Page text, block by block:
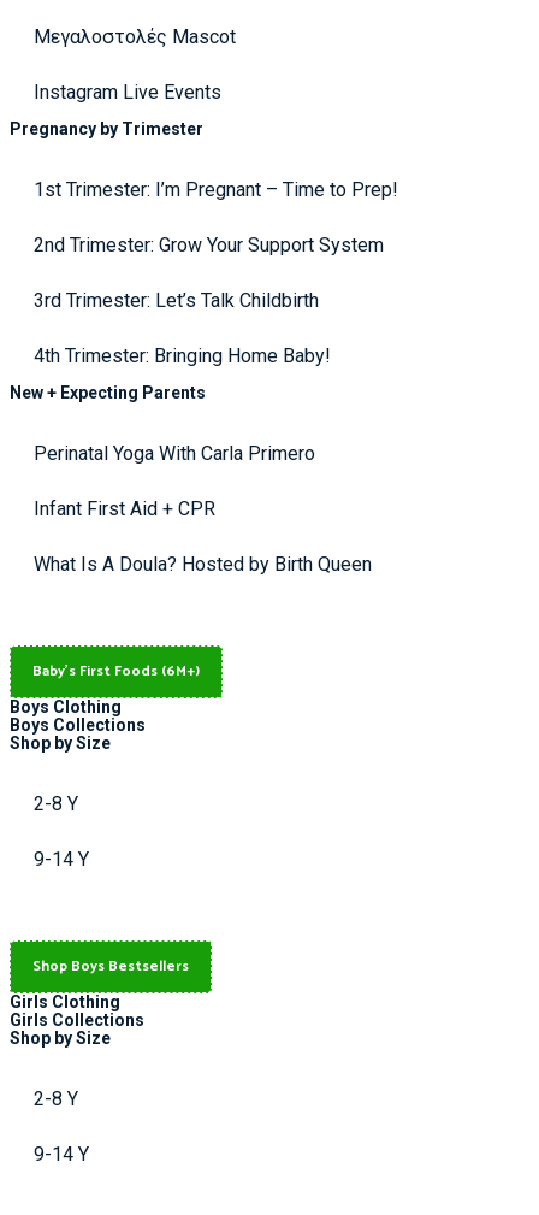
Μεγαλοστολές Mascot
Instagram Live Events
Pregnancy by Trimester
1st Trimester: I’m Pregnant – Time to Prep!
2nd Trimester: Grow Your Support System
3rd Trimester: Let’s Talk Childbirth
4th Trimester: Bringing Home Baby!
New + Expecting Parents
Perinatal Yoga With Carla Primero
Infant First Aid + CPR
What Is A Doula? Hosted by Birth Queen
Baby's First Foods (6M+)
Boys Clothing
Boys Collections
Shop by Size
2-8 Y
9-14 Y
Shop Boys Bestsellers
Girls Clothing
Girls Collections
Shop by Size
2-8 Y
9-14 Y